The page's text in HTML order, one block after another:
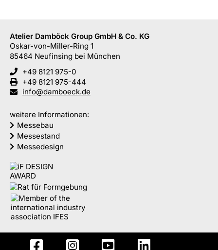
Atelier Damböck Group GmbH & Co. KG
Oskar-von-Miller-Ring 1
85464 Neufinsing bei München
+49 8121 975-0
+49 8121 975-444
info@damboeck.de
weitere Informationen:
Messebau
Messestand
Messedesign